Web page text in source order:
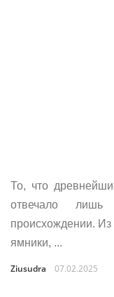
То, что
отвечало
происхождении. Из
ямники, ...
Ziusudra 07.02.2025